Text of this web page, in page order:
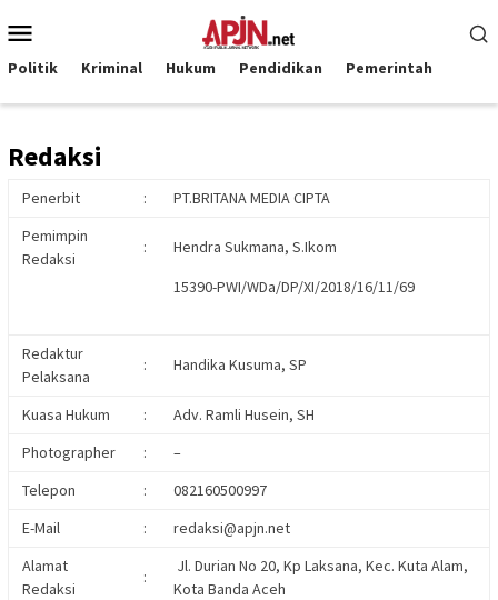
ke
kontenMobile
Politik Kriminal Hukum Pendidikan Pemerintah
Redaksi
Penerbit :
PT.BRITANA MEDIA CIPTA
Pemimpin
Redaksi
:
Hendra Sukmana, S.Ikom
15390-PWI/WDa/DP/XI/2018/16/11/69
Redaktur
Pelaksana
: Handika Kusuma, SP
Kuasa Hukum :
Adv. Ramli Husein, SH
Photographer
:
–
Telepon
:
082160500997
E-Mail
:
redaksi@apjn.net
Alamat
Redaksi
:
Jl. Durian No 20, Kp Laksana, Kec. Kuta Alam,
Kota Banda Aceh